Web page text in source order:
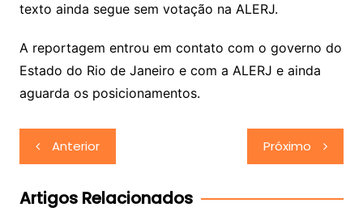
texto ainda segue sem votação na ALERJ.
A reportagem entrou em contato com o governo do
Estado do Rio de Janeiro e com a ALERJ e ainda
aguarda os posicionamentos.
Navegação
de
Post
Anterior Próximo
Artigos Relacionados